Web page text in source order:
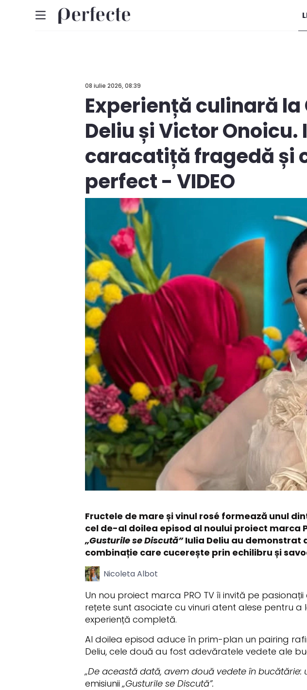
08 iulie 2026, 08:39
Experiență culinară
Deliu și Victor
caracatiță fragedă și
perfect - VIDEO
Fructele de mare și vinul rosé formează unul
cel de-al doilea episod al noului proiect marca
„Gusturile se Discută”Iulia Deliu au demonstrat
combinație care cucerește prin echilibru și
Nicoleta Albot
Un nou proiect marca PRO TV îi invită pe
rețete sunt asociate cu vinuri atent alese pentru
experiență completă.
Al doilea episod aduce în prim-plan un pairing
Deliu, cele două au fost adevăratele vedete ale
„De această dată, avem două vedete în bucătărie:
emisiunii „Gusturile se Discută”.